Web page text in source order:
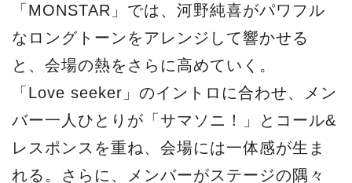
「MONSTAR」では、河野純喜がパワフル
なロングトーンをアレンジして響かせる
と、会場の熱をさらに高めていく。
「Love seeker」のイントロに合わせ、メン
バー一人ひとりが「サマソニ！」とコール&
レスポンスを重ね、会場には一体感が生ま
れる。さらに、メンバーがステージの隅々